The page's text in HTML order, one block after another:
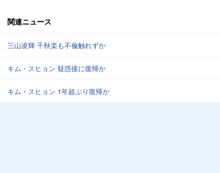
関連ニュース
三山凌輝 千秋楽も不倫触れずか
キム・スヒョン 疑惑後に復帰か
キム・スヒョン 1年超ぶり復帰か